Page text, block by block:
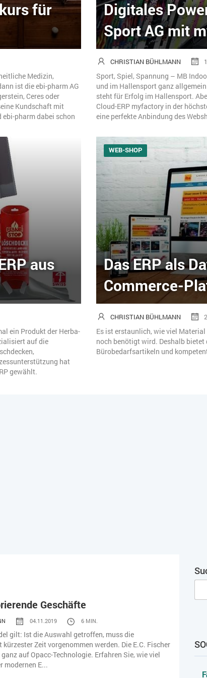
für
Medizin,
ist die ebi-pharm AG
Ceres oder
Kundschaft mit
pharm dabei schon
Digitales
Sport AG mit
CHRISTIAN BÜHLMANN
Sport, Spiel, Spannung – MB
und im Hallensport ganz
steht für Erfolg im Hallensport.
Cloud-ERP myfactory in der
eine perfekte Anbindung des
aus
ein Produkt der Herba-
auf die
hat
gewählt.
Das ERP als
Commerce-
WEB-SHOP
CHRISTIAN BÜHLMANN
Es ist erstaunlich, wie viel
noch benötigt wird. Deshalb
Bürobedarfsartikeln und
Geschäfte
04.11.2019 6 MIN.
gilt: Ist die Auswahl getroffen, muss die
Zeit vorgenommen werden. Die E.C. Fischer
auf Opacc-Technologie. Erfahren Sie, wie viel
modernen E...